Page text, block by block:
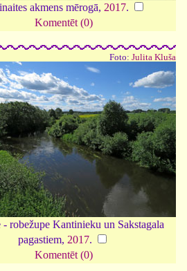
akmens mērogā, 2017.
Komentēt (0)
Foto: Julita Kluša
- robežupe Kantinieku un Sakstagala
pagastiem, 2017.
Komentēt (0)